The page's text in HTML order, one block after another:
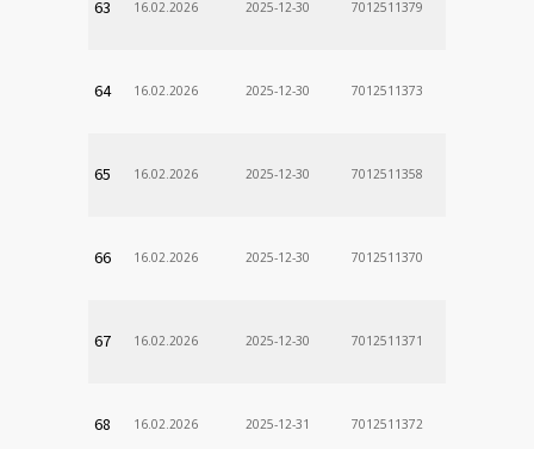
63 16.02.2026 2025-12-30 7012511379
64 16.02.2026 2025-12-30 7012511373
65 16.02.2026 2025-12-30 7012511358
66 16.02.2026 2025-12-30 7012511370
67 16.02.2026 2025-12-30 7012511371
68 16.02.2026 2025-12-31 7012511372